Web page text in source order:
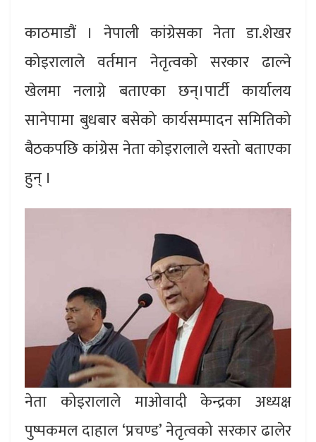
काठमाडौं । नेपाली कांग्रेसका नेता डा.शेखर
कोइरालाले वर्तमान नेतृत्वको सरकार ढाल्ने
खेलमा नलाग्ने बताएका छन्।पार्टी कार्यालय
सानेपामा बुधबार बसेको कार्यसम्पादन समितिको
बैठकपछि कांग्रेस नेता कोइरालाले यस्तो बताएका
हुन् ।
नेता कोइरालाले माओवादी केन्द्रका अध्यक्ष
पुष्पकमल दाहाल ‘प्रचण्ड’ नेतृत्वको सरकार ढालेर